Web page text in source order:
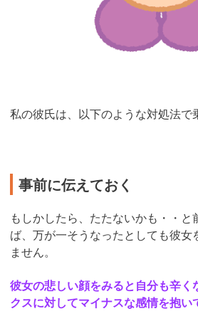
私の彼氏は、以下のような対処法で
事前に伝えておく
もしかしたら、たたないかも・・と
ば、万が一そうなったとしても彼女
ません。
彼女の悲しい顔をみると自分も辛く
クスに対してマイナスな感情を抱い